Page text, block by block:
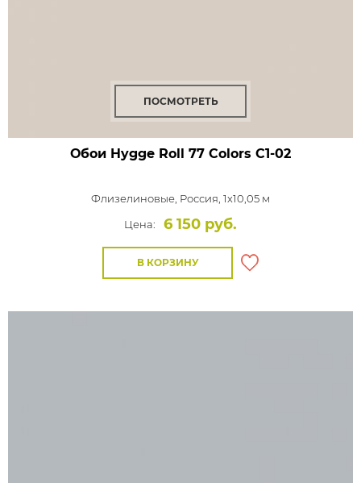
ПОСМОТРЕТЬ
Обои Hygge Roll 77 Colors C1-02
Флизелиновые, Россия, 1x10,05 м
Цена:
6 150 руб.
В КОРЗИНУ